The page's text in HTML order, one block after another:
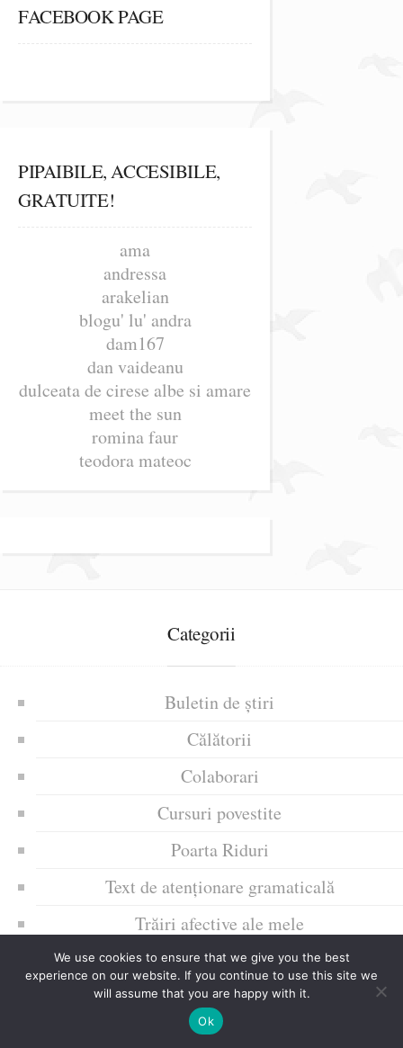
FACEBOOK PAGE
PIPAIBILE, ACCESIBILE,
GRATUITE!
ama
andressa
arakelian
blogu' lu' andra
dam167
dan vaideanu
dulceata de cirese albe si amare
meet the sun
romina faur
teodora mateoc
Categorii
Buletin de știri
Călătorii
Colaborari
Cursuri povestite
Poarta Riduri
Text de atenționare gramaticală
Trăiri afective ale mele
Uncategorized
Zice Dunia
Ziua culorii
We use cookies to ensure that we give you the best
experience on our website. If you continue to use this site we
will assume that you are happy with it.
Ok